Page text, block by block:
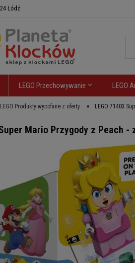
Łódź
LEGO Przechowywanie LEGO
LEGO Produkty wycofane z oferty » LEGO 71403
Super Mario Przygody z Peach